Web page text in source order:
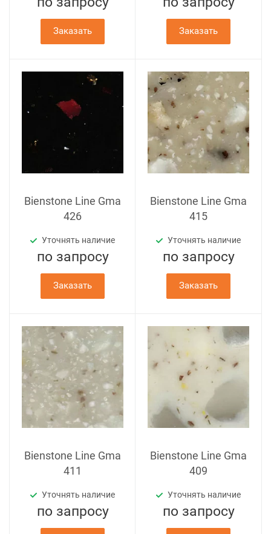
Заказать Заказать
Bienstone Line Gma
426
Уточнять наличие
по запросу
Заказать
Bienstone Line Gma
415
Уточнять наличие
по запросу
Заказать
Bienstone Line Gma
411
Уточнять наличие
по запросу
Bienstone Line Gma
409
Уточнять наличие
по запросу